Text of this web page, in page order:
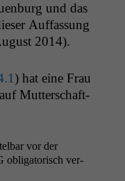
und das
Auf­fas­sung
2014).
) hat eine Frau
Mut­ter­schaft­
vor der
oblig­a­torisch ver­